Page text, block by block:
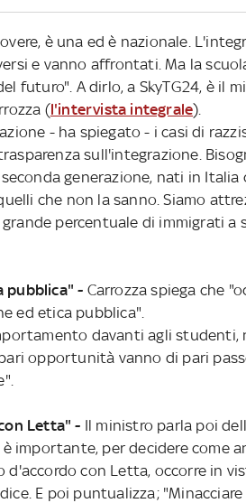
è una ed è nazionale.
e vanno affrontati. Ma la
futuro". A dirlo, a SkyTG24, è il
(l'intervista integrale).
- ha spiegato - i casi di
sull'integrazione.
generazione, nati in Italia
che non la sanno. Siamo
percentuale di immigrati a
pubblica" - Carrozza spiega che
ed etica pubblica".
davanti agli studenti,
opportunità vanno di pari
Letta" - Il ministro parla poi
importante, per decidere come
con Letta, occorre in
E poi puntualizza;